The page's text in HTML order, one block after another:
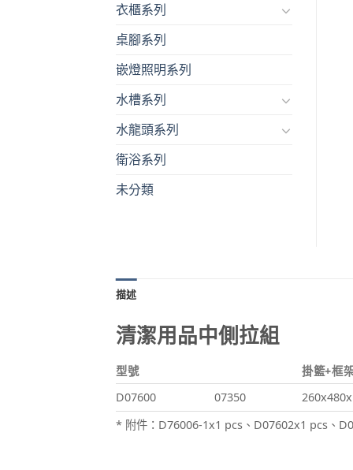
衣櫃系列
桌腳系列
嵌燈照明系列
水槽系列
水龍頭系列
衛浴系列
未分類
描述
清潔用品中側拉組
型號
掛籃+框
D07600
07350
* 附件：D76006-1x1 pcs、D07602x1 pcs、